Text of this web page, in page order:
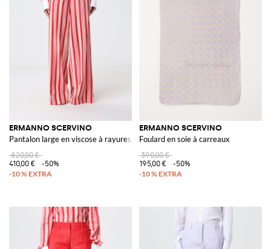
ERMANNO SCERVINO
Pantalon large en viscose à rayures
820,00 €
410,00 €
-50%
ERMANNO SCERVINO
Foulard en soie à carreaux
390,00 €
195,00 €
-50%